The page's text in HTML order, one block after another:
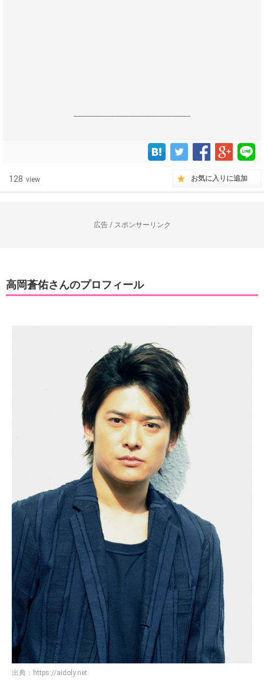
------------------------------------------------------------------
128 view お気に入りに追加
広告 / スポンサーリンク
高岡蒼佑さんのプロフィール
出典： https://aidoly.net